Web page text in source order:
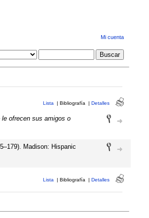
Mi cuenta
Lista | Bibliografía | Detalles
ofrecen sus amigos o
Madison: Hispanic
Lista | Bibliografía | Detalles